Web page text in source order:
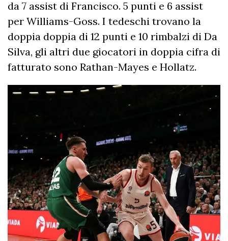
da 7 assist di Francisco. 5 punti e 6 assist
per Williams-Goss. I tedeschi trovano la
doppia doppia di 12 punti e 10 rimbalzi di Da
Silva, gli altri due giocatori in doppia cifra di
fatturato sono Rathan-Mayes e Hollatz.